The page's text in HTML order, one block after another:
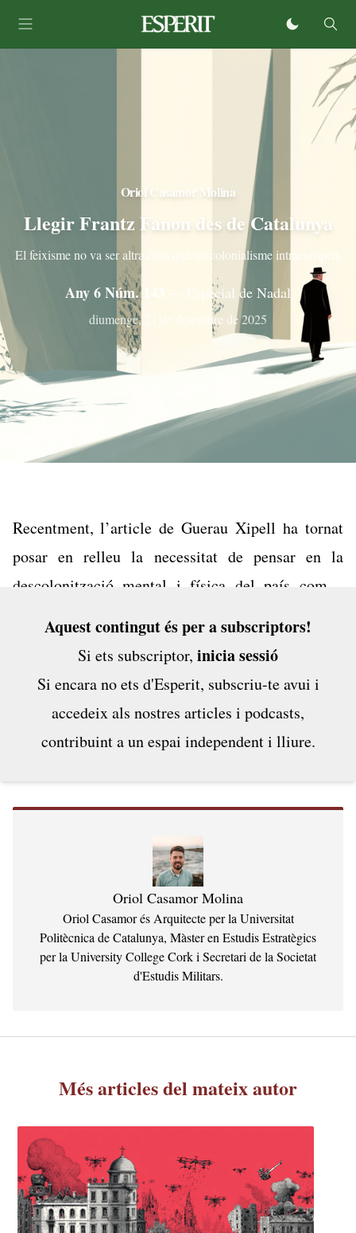
Oriol Casamor Molina
Llegir Frantz Fanon des de Catalunya
El feixisme no va ser altra cosa que un colonialisme intraeuropeu.
Any 6 Núm. 143 — Especial de Nadal
diumenge, 21 de desembre de 2025
Recentment, l’article de Guerau Xipell ha tornat
posar en relleu la necessitat de pensar en la
descolonització mental i física del país com a
d’autonomisme banal. En aquest article se cita
l’obra més coneguda de l’autor Frantz...
Aquest contingut és per a subscriptors!
Si ets subscriptor, inicia sessió
Si encara no ets d'Esperit, subscriu-te avui i
accedeix als nostres articles i podcasts,
contribuint a un espai independent i lliure.
Oriol Casamor Molina
Oriol Casamor és Arquitecte per la Universitat
Politècnica de Catalunya, Màster en Estudis Estratègics
per la University College Cork i Secretari de la Societat
d'Estudis Militars.
Més articles del mateix autor